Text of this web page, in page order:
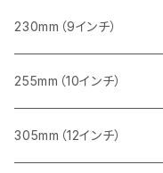
一般道路カッター用
レンガ切断用
インターロッキング切断用
鋳鉄管切断用
ブロック切断用
レンガ切断用
インターロッキング切断用
ブロック切断用
レンガ切断用
インターロッキング切断用
コンクリート切断用
ブロック切断用
レンガ切断用
みかげ石（御影石）切断用
コンクリート切断用
ブロック切断用
230mm（9インチ）
みかげ石（御影石）切断用
コンクリート切断用
255mm（10インチ）
コンクリート切断用
305mm（12インチ）